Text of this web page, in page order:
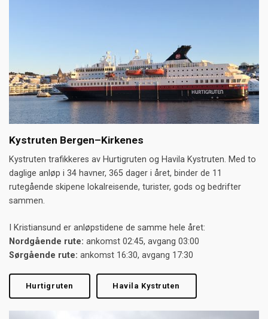
Kystruten Bergen–Kirkenes
Kystruten trafikkeres av Hurtigruten og Havila Kystruten. Med to
daglige anløp i 34 havner, 365 dager i året, binder de 11
rutegående skipene lokalreisende, turister, gods og bedrifter
sammen.
I Kristiansund er anløpstidene de samme hele året:
Nordgående rute: ankomst 02:45, avgang 03:00
Sørgående rute: ankomst 16:30, avgang 17:30
Hurtigruten Havila Kystruten